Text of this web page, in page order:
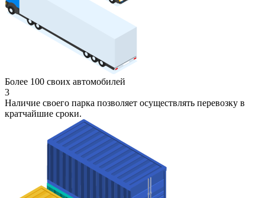
Более 100 своих автомобилей
3
Наличие своего парка позволяет осуществлять перевозку в
кратчайшие сроки.